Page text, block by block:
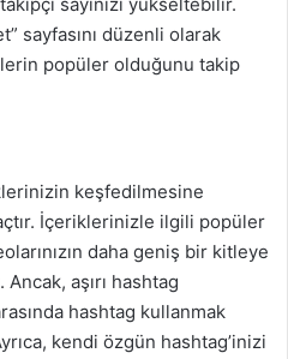
sayfasını düzenli olarak
popüler olduğunu takip
keşfedilmesine
İçeriklerinizle ilgili popüler
daha geniş bir kitleye
aşırı hashtag
hashtag kullanmak
kendi özgün hashtag’inizi